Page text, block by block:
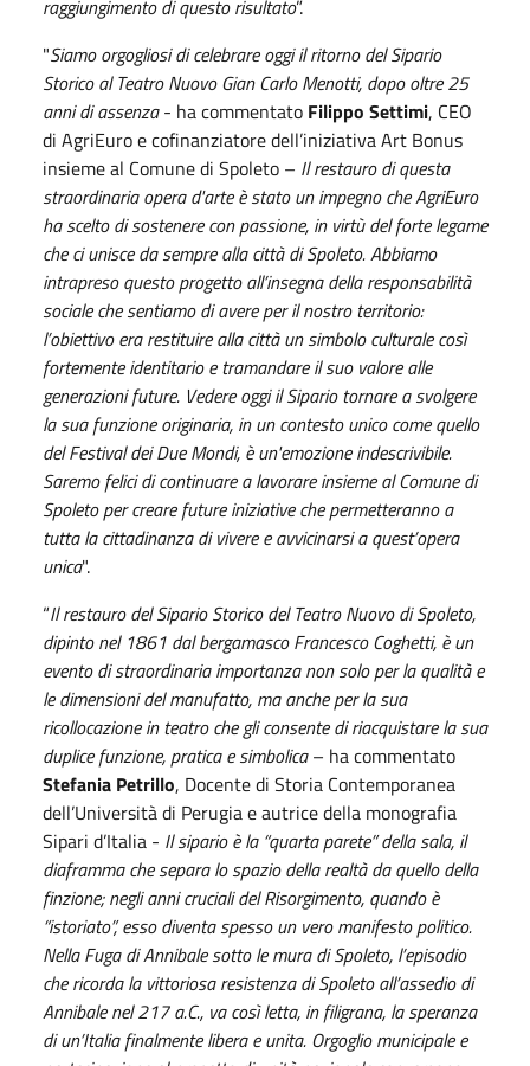
raggiungimento di questo risultato”.
"Siamo orgogliosi di celebrare oggi il ritorno del Sipario
Storico al Teatro Nuovo Gian Carlo Menotti, dopo oltre 25
anni di assenza- ha commentato Filippo Settimi, CEO
di AgriEuro e cofinanziatore dell’iniziativa Art Bonus
insieme al Comune di Spoleto – Il restauro di questa
straordinaria opera d'arte è stato un impegno che AgriEuro
ha scelto di sostenere con passione, in virtù del forte legame
che ci unisce da sempre alla città di Spoleto. Abbiamo
intrapreso questo progetto all’insegna della responsabilità
sociale che sentiamo di avere per il nostro territorio:
l’obiettivo era restituire alla città un simbolo culturale così
fortemente identitario e tramandare il suo valore alle
generazioni future. Vedere oggi il Sipario tornare a svolgere
la sua funzione originaria, in un contesto unico come quello
del Festival dei Due Mondi, è un'emozione indescrivibile.
Saremo felici di continuare a lavorare insieme al Comune di
Spoleto per creare future iniziative che permetteranno a
tutta la cittadinanza di vivere e avvicinarsi a quest’opera
unica".
“Il restauro del Sipario Storico del Teatro Nuovo di Spoleto,
dipinto nel 1861 dal bergamasco Francesco Coghetti, è un
evento di straordinaria importanza non solo per la qualità e
le dimensioni del manufatto, ma anche per la sua
ricollocazione in teatro che gli consente di riacquistare la sua
duplice funzione, pratica e simbolica– ha commentato
Stefania Petrillo, Docente di Storia Contemporanea
dell’Università di Perugia e autrice della monografia
Sipari d’Italia - Il sipario è la “quarta parete” della sala, il
diaframma che separa lo spazio della realtà da quello della
finzione; negli anni cruciali del Risorgimento, quando è
“istoriato”, esso diventa spesso un vero manifesto politico.
Nella Fuga di Annibale sotto le mura di Spoleto, l’episodio
che ricorda la vittoriosa resistenza di Spoleto all’assedio di
Annibale nel 217 a.C., va così letta, in filigrana, la speranza
di un’Italia finalmente libera e unita. Orgoglio municipale e